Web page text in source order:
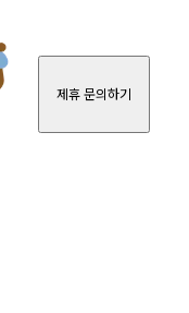
제휴 문의하기